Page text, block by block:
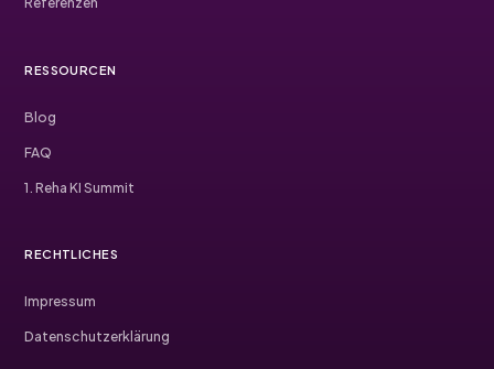
RESSOURCEN
Blog
FAQ
1. Reha KI Summit
RECHTLICHES
Impressum
Datenschutzerklärung